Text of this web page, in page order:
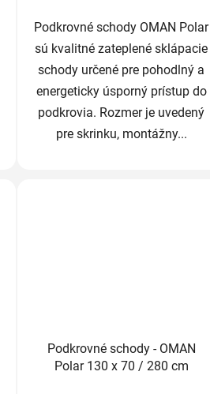
Podkrovné schody OMAN Polar
sú kvalitné zateplené sklápacie
schody určené pre pohodlný a
energeticky úsporný prístup do
podkrovia. Rozmer je uvedený
pre skrinku, montážny...
Podkrovné schody - OMAN
Polar 130 x 70 / 280 cm